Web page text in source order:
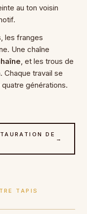
au ton voisin
les franges
Une chaîne
, et les trous de
Chaque travail se
générations.
DE
→
TAPIS